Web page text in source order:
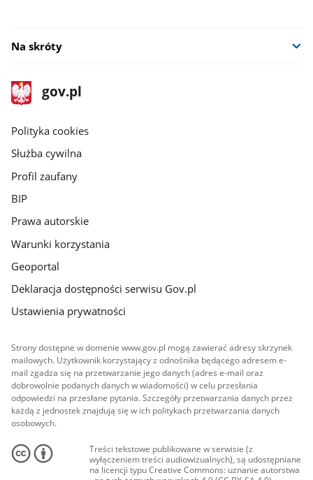
Na skróty
stopka
gov.pl
Strona
gov.pl
gov.pl
Polityka cookies
Służba cywilna
Profil zaufany
BIP
Prawa autorskie
Warunki korzystania
Geoportal
Deklaracja dostępności serwisu Gov.pl
Ustawienia prywatności
Strony dostępne w domenie www.gov.pl mogą zawierać adresy skrzynek
mailowych. Użytkownik korzystający z odnośnika będącego adresem e-
mail zgadza się na przetwarzanie jego danych (adres e-mail oraz
dobrowolnie podanych danych w wiadomości) w celu przesłania
odpowiedzi na przesłane pytania. Szczegóły przetwarzania danych przez
każdą z jednostek znajdują się w ich politykach przetwarzania danych
osobowych.
Treści tekstowe publikowane w serwisie (z
wyłączeniem treści audiowizualnych), są udostępniane
na licencji typu Creative Commons: uznanie autorstwa